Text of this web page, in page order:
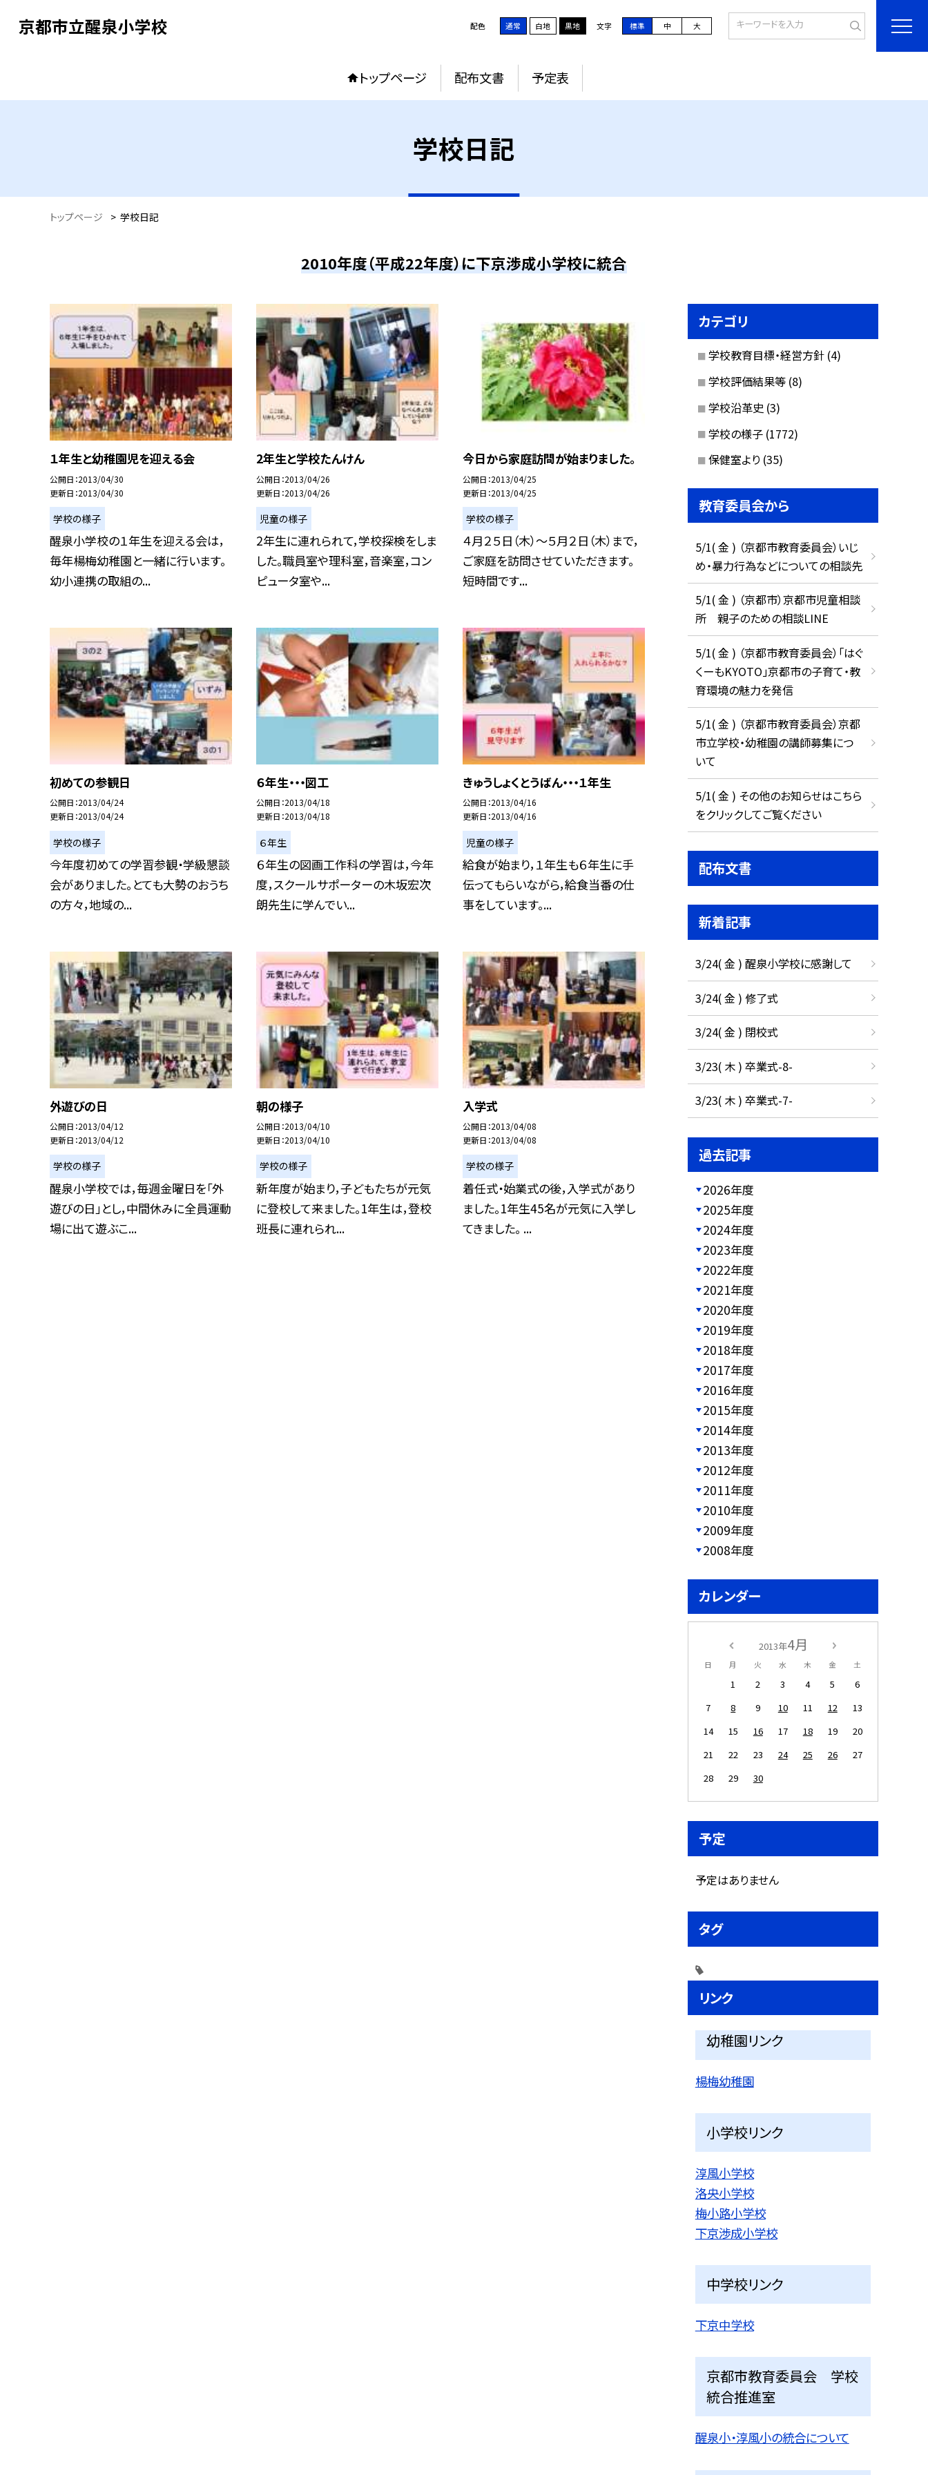
京都市立醒泉小学校 配色 通常 白地 黒地 文字 標準 中 大
トップページ 配布文書 予定表
学校日記
トップページ > 学校日記
2010年度（平成22年度）に下京渉成小学校に統合
１年生と幼稚園児を迎える会
公開日 2013/04/30
更新日 2013/04/30
学校の様子
醒泉小学校の１年生を迎える会は，
毎年楊梅幼稚園と一緒に行います。
幼小連携の取組の...
2年生と学校たんけん
公開日 2013/04/26
更新日 2013/04/26
児童の様子
2年生に連れられて，学校探検をしま
した。職員室や理科室，音楽室，コン
ピュータ室や...
今日から家庭訪問が始まりました。
公開日 2013/04/25
更新日 2013/04/25
学校の様子
４月２５日（木）〜５月２日（木）まで，
ご家庭を訪問させていただきます。
短時間です...
初めての参観日
公開日 2013/04/24
更新日 2013/04/24
学校の様子
今年度初めての学習参観・学級懇談
会がありました。とても大勢のおうち
の方々，地域の...
６年生・・・図工
公開日 2013/04/18
更新日 2013/04/18
６年生
６年生の図画工作科の学習は，今年
度，スクールサポーターの木坂宏次
朗先生に学んでい...
きゅうしょくとうばん・・・１年生
公開日 2013/04/16
更新日 2013/04/16
児童の様子
給食が始まり，１年生も６年生に手
伝ってもらいながら，給食当番の仕
事をしています。...
外遊びの日
公開日 2013/04/12
更新日 2013/04/12
学校の様子
醒泉小学校では，毎週金曜日を「外
遊びの日」とし，中間休みに全員運動
場に出て遊ぶこ...
朝の様子
公開日 2013/04/10
更新日 2013/04/10
学校の様子
新年度が始まり，子どもたちが元気
に登校して来ました。1年生は，登校
班長に連れられ...
入学式
公開日 2013/04/08
更新日 2013/04/08
学校の様子
着任式・始業式の後，入学式があり
ました。1年生45名が元気に入学し
てきました。 ...
カテゴリ
学校教育目標・経営方針 (4)
学校評価結果等 (8)
学校沿革史 (3)
学校の様子 (1772)
保健室より (35)
教育委員会から
5/1( 金 ) （京都市教育委員会）いじ
め・暴力行為などについての相談先
5/1( 金 ) （京都市）京都市児童相談
所 親子のための相談LINE
5/1( 金 ) （京都市教育委員会）「はぐ
くーもKYOTO」京都市の子育て・教
育環境の魅力を発信
5/1( 金 ) （京都市教育委員会）京都
市立学校・幼稚園の講師募集につ
いて
5/1( 金 ) その他のお知らせはこちら
をクリックしてご覧ください
配布文書
新着記事
3/24( 金 ) 醒泉小学校に感謝して
3/24( 金 ) 修了式
3/24( 金 ) 閉校式
3/23( 木 ) 卒業式-8-
3/23( 木 ) 卒業式-7-
過去記事
2026年度
2025年度
2024年度
2023年度
2022年度
2021年度
2020年度
2019年度
2018年度
2017年度
2016年度
2015年度
2014年度
2013年度
2012年度
2011年度
2010年度
2009年度
2008年度
カレンダー
2013年4月
日 月 火 水 木 金 土
1 2 3 4 5
6
7
8 9 10 11 12
13
14
15 16 17 18 19
20
21
22 23 24 25 26
27
28
29 30
予定
予定はありません
タグ
リンク
幼稚園リンク
楊梅幼稚園
小学校リンク
淳風小学校
洛央小学校
梅小路小学校
下京渉成小学校
中学校リンク
下京中学校
京都市教育委員会 学校
統合推進室
醒泉小・淳風小の統合について